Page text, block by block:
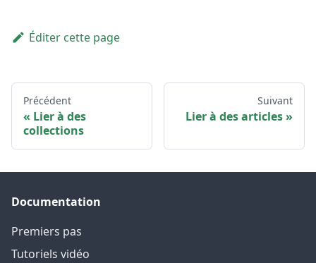
Éditer cette page
Précédent
Lier à des
collections
Suivant
Lier à des articles
Documentation
Premiers pas
Tutoriels vidéo